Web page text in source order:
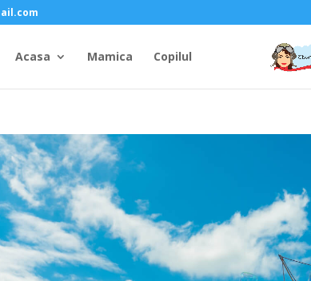
Acasa Mamica Copilul